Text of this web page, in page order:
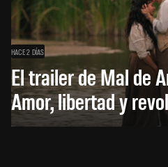
HACE 2 DÍAS
El trailer de Mal de
Amor, libertad y